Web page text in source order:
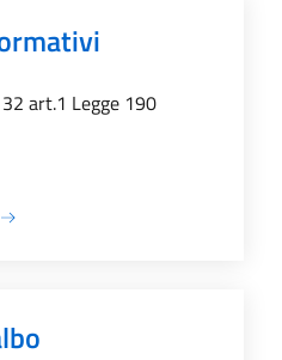
art.1 Legge 190
SU BANDI E DATI